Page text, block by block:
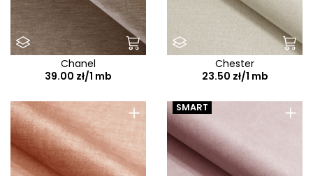
Chanel
39.00 zł/1 mb
Chester
23.50 zł/1 mb
+ +
SMART